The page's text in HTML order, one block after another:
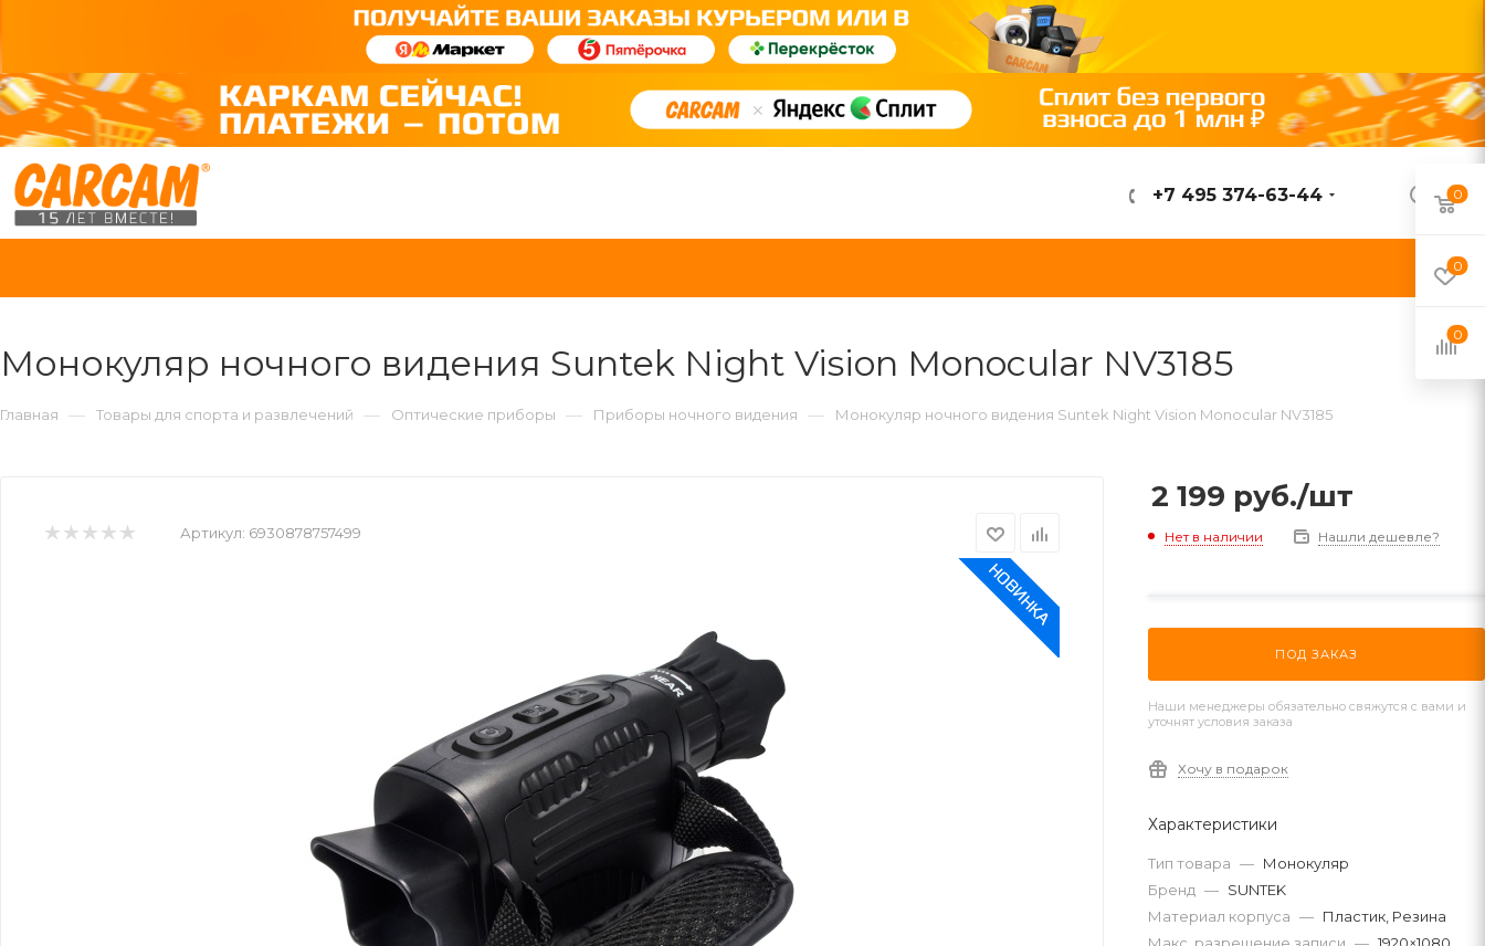
ВОЙТИ
+7 495 374-63-44
Монокуляр ночного видения Suntek Night Vision Monocular NV3185
Главная — Товары для спорта и развлечений — Оптические приборы — Приборы ночного видения — Монокуляр ночного видения Suntek Night Vision Monocular NV3185
Артикул: 6930878757499
2 199 руб./шт
Нет в наличии Нашли дешевле?
ПОД ЗАКАЗ
Наши менеджеры обязательно свяжутся с вами и
уточнят условия заказа
Хочу в подарок
Характеристики
Тип товара — Монокуляр
Бренд — SUNTEK
Материал корпуса — Пластик, Резина
0
0
0